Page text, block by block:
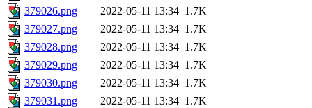
379026.png
2022-05-11 13:34 1.7K
379027.png
2022-05-11 13:34 1.7K
379028.png
2022-05-11 13:34 1.7K
379029.png
2022-05-11 13:34 1.7K
379030.png
2022-05-11 13:34 1.7K
379031.png
2022-05-11 13:34 1.7K